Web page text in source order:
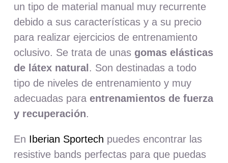
un tipo de material manual muy recurrente
debido a sus características y a su precio
para realizar ejercicios de entrenamiento
oclusivo. Se trata de unas gomas elásticas
de látex natural . Son destinadas a todo
tipo de niveles de entrenamiento y muy
adecuadas paraentrenamientos de fuerza
y recuperación.
En Iberian Sportech puedes encontrar las
resistive bands perfectas para que puedas